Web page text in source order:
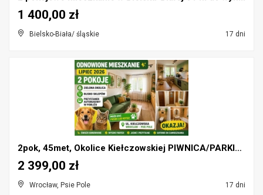
Bielsko-Biała/ śląskie 17 dni
1 400,00 zł
2pok, 45met, Okolice Kiełczowskiej PIWNICA/PARKING...
Wrocław, Psie Pole 17 dni
2 399,00 zł